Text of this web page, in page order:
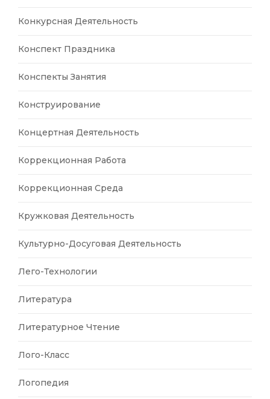
Конкурсная Деятельность
Конспект Праздника
Конспекты Занятия
Конструирование
Концертная Деятельность
Коррекционная Работа
Коррекционная Среда
Кружковая Деятельность
Культурно-Досуговая Деятельность
Лего-Технологии
Литература
Литературное Чтение
Лого-Класс
Логопедия